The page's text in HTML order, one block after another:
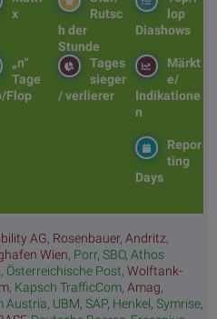
lop
Diashows
Rutsc
h der
Stunde
x
Märkt
e/
Indikatione
n
Tages
sieger
/ verlierer
„n“
Tage
Flop
Repor
ting
Days
AG, Rosenbauer, Andritz,
Wien, Porr, SBO, Athos
, Österreichische Post, Wolftank-
, Kapsch TrafficCom, Amag,
Austria, UBM, SAP, Henkel, Symrise,